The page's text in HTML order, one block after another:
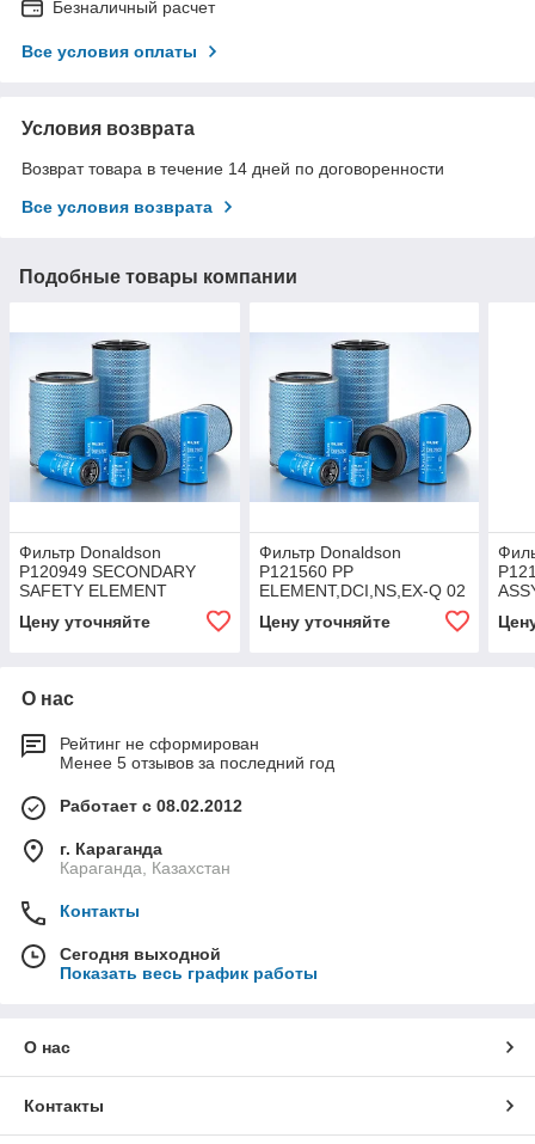
Безналичный расчет
Все условия оплаты
Условия возврата
Возврат товара в течение 14 дней по договоренности
Все условия возврата
Подобные товары компании
Фильтр Donaldson
P120949 SECONDARY
SAFETY ELEMENT
Цену уточняйте
Фильтр Donaldson
P121560 PP
ELEMENT,DCI,NS,EX-Q 02
Цену уточняйте
О нас
Рейтинг не сформирован
Менее 5 отзывов за последний год
Работает с 08.02.2012
г. Караганда
Караганда, Казахстан
Контакты
Сегодня выходной
Показать весь график работы
О нас
Контакты